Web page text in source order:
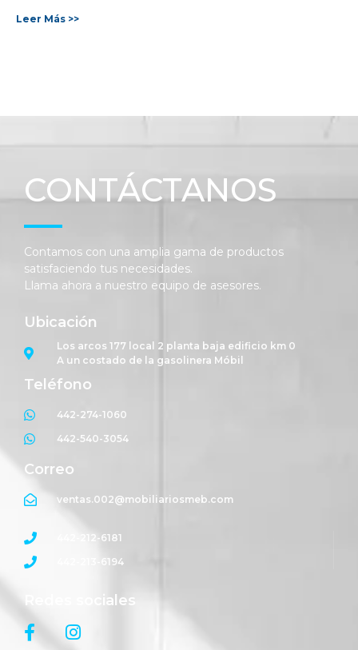
Leer Más >>
CONTÁCTANOS
Contamos con una amplia gama de productos
satisfaciendo tus necesidades.
Llama ahora a nuestro equipo de asesores.
Ubicación
Los arcos 177 local 2 planta baja edificio km 0
A un costado de la gasolinera Móbil
Teléfono
442-274-1060
442-540-3054
Correo
ventas.002@mobiliariosmeb.com
442-212-6181
442-213-6194
Redes sociales